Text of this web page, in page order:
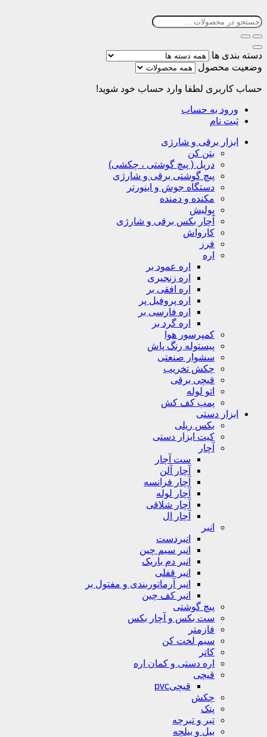
دسته بندی ها
وضعیت محصول
حساب کاربری لطفا وارد حساب خود شوید!
ورود به حساب
ثبت نام
ابزار برقی و شارژی
بتن کن
دریل ( پیچ گوشتی ، چکشی)
پیچ گوشتی برقی و شارژی
دستگاه جوش و اینورتر
مکنده و دمنده
پولیش
آچار بکس برقی و شارژی
کارواش
فرز
اره
اره عمود بر
اره زنجیری
اره افقی بر
اره پروفیل پر
اره فارسی بر
اره گرد بر
کمپرسور هوا
پیستوله رنگ پاش
سشوار صنعتی
چکش تخریب
قیچی برقی
اتو لوله
پمپ کف کش
ابزار دستی
بکس ریلی
کیت ابزار دستی
آچار
ست آچار
آچار آلن
آچار فرانسه
آچار لوله
آچار شلاقی
آچار ال
انبر
انبردست
انبر سیم چین
انبر دم باریک
انبر قفلی
انبر آرماتوربندی و مفتول بر
انبر کف چین
پیچ گوشتی
ست بکس و آچار بکس
فازمتر
سیم لخت کن
کاتر
اره دستی و کمان اره
قیچی
قیچیpvc
چکش
پتک
تبر و تبرچه
بیل و بیلچه